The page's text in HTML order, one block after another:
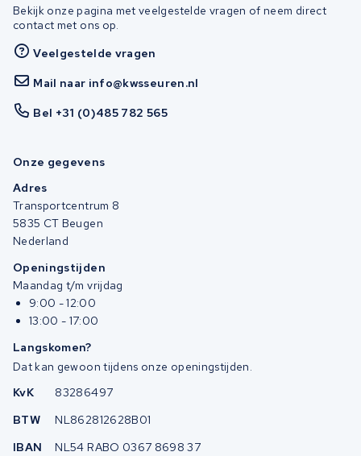
Bekijk onze pagina met veelgestelde vragen of neem direct
contact met ons op.
Veelgestelde vragen
Mail naar info@kwsseuren.nl
Bel +31 (0)485 782 565
Onze gegevens
Adres
Transportcentrum 8
5835 CT Beugen
Nederland
Openingstijden
Maandag t/m vrijdag
9:00 - 12:00
13:00 - 17:00
Langskomen?
Dat kan gewoon tijdens onze openingstijden.
KvK
83286497
BTW
NL862812628B01
IBAN
NL54 RABO 0367 8698 37